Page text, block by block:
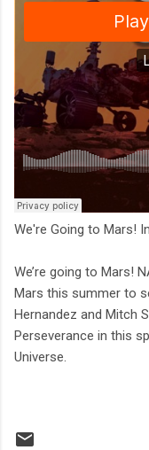
We're Going to Mars!
We’re going to Mars!
Mars this summer to
Hernandez and Mitch
Perseverance in this
Universe.